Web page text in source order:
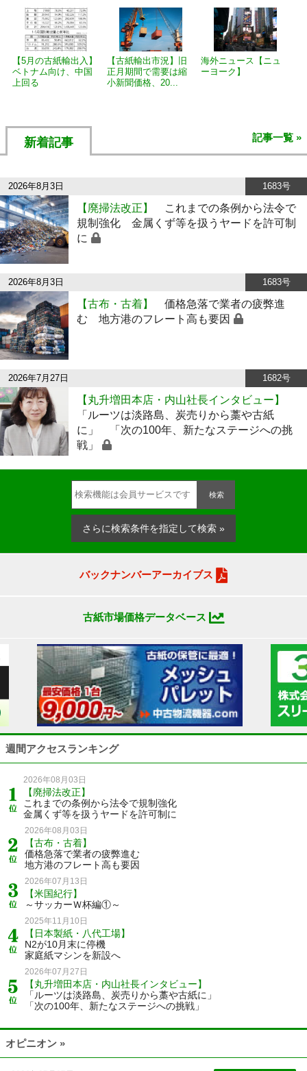
【5月の古紙輸出入】
ベトナム向け、中国
上回る
【古紙輸出市況】旧
正月期間で需要は縮
小新聞価格、20...
海外ニュース【ニュ
ーヨーク】
新着記事 記事一覧 »
2026年8月3日 1683号
【廃掃法改正】
これまでの条例から法令で
規制強化 金属くず等を扱うヤードを許可制
に
2026年8月3日 1683号
【古布・古着】
価格急落で業者の疲弊進
む 地方港のフレート高も要因
2026年7月27日 1682号
【丸升増田本店・内山社長インタビュー】
「ルーツは淡路島、炭売りから藁や古紙
に」 「次の100年、新たなステージへの挑
戦」
検索
さらに検索条件を指定して検索 »
バックナンバーアーカイブス
古紙市場価格データベース
週間アクセスランキング
2026年08月03日
【廃掃法改正】
これまでの条例から法令で規制強化
金属くず等を扱うヤードを許可制に
2026年08月03日
【古布・古着】
価格急落で業者の疲弊進む
地方港のフレート高も要因
2026年07月13日
【米国紀行】
～サッカーＷ杯編①～
2025年11月10日
【日本製紙・八代工場】
N2が10月末に停機
家庭紙マシンを新設へ
2026年07月27日
【丸升増田本店・内山社長インタビュー】
「ルーツは淡路島、炭売りから藁や古紙に」
「次の100年、新たなステージへの挑戦」
オピニオン »